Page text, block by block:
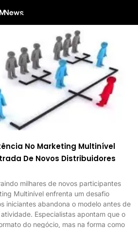
No Marketing Multinível
De Novos Distribuidores
milhares de novos participantes
Multinível enfrenta um desafio
iniciantes abandona o modelo antes de
Especialistas apontam que o
do negócio, mas na forma como